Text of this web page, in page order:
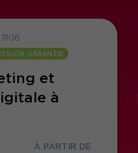
GARANTIE
et
à
À PARTIR DE